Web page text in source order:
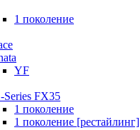
1 поколение
YF
Series FX35
1 поколение
1 поколение [рестайлинг]